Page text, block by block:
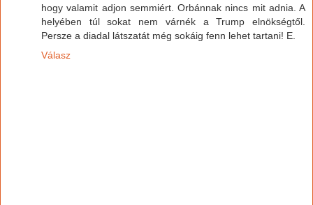
hogy valamit adjon semmiért. Orbánnak nincs mit adnia. A
helyében túl sokat nem várnék a Trump elnökségtől.
Persze a diadal látszatát még sokáig fenn lehet tartani! E.
Válasz